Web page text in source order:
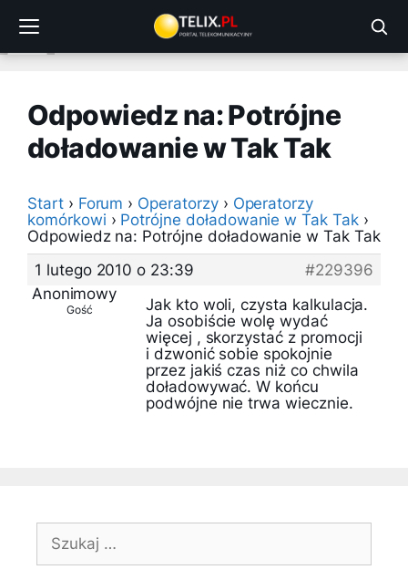
treści
Odpowiedz na: Potrójne
doładowanie w Tak Tak
Start › Forum › Operatorzy › Operatorzy
komórkowi › Potrójne doładowanie w Tak Tak ›
Odpowiedz na: Potrójne doładowanie w Tak Tak
1 lutego 2010 o 23:39
#229396
Anonimowy
Gość
Jak kto woli, czysta kalkulacja.
Ja osobiście wolę wydać
więcej , skorzystać z promocji
i dzwonić sobie spokojnie
przez jakiś czas niż co chwila
doładowywać. W końcu
podwójne nie trwa wiecznie.
Szukaj: